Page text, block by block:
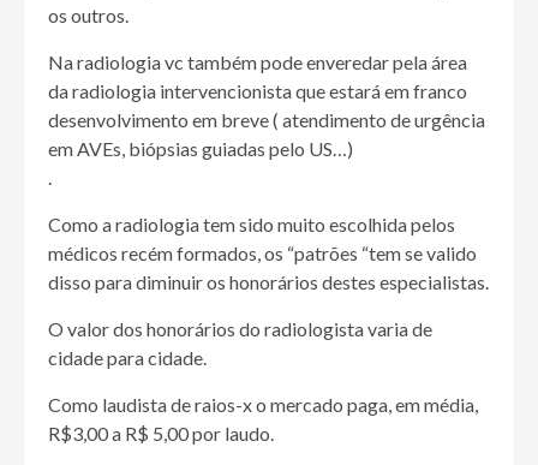
os outros.
Na radiologia vc também pode enveredar pela área
da radiologia intervencionista que estará em franco
desenvolvimento em breve ( atendimento de urgência
em AVEs, biópsias guiadas pelo US…)
.
Como a radiologia tem sido muito escolhida pelos
médicos recém formados, os “patrões “tem se valido
disso para diminuir os honorários destes especialistas.
O valor dos honorários do radiologista varia de
cidade para cidade.
Como laudista de raios-x o mercado paga, em média,
R$3,00 a R$ 5,00 por laudo.